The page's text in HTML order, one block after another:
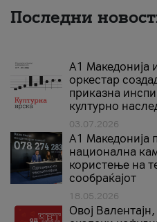
Последни
А1 Македонија
оркестар
приказна
културно
03.07.2026
A1 Македонија
национална
користење на
сообраќајот
18.05.2026
Овој